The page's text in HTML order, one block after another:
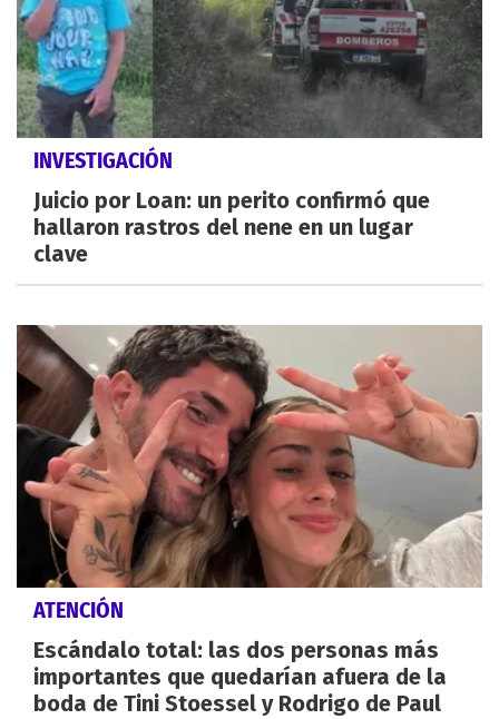
INVESTIGACIÓN
Juicio por Loan: un perito confirmó que
hallaron rastros del nene en un lugar
clave
ATENCIÓN
Escándalo total: las dos personas más
importantes que quedarían afuera de la
boda de Tini Stoessel y Rodrigo de Paul